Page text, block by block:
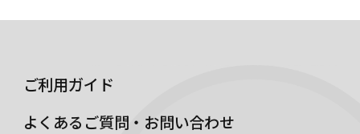
ご利用ガイド
よくあるご質問・お問い合わせ